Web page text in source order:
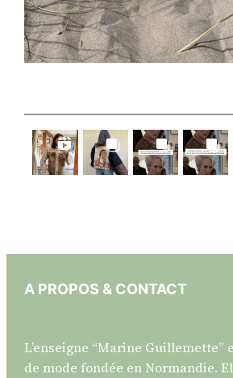
A PROPOS & CONTACT
L’enseigne “Marine Guillemette”
de mode fondée en Normandie.